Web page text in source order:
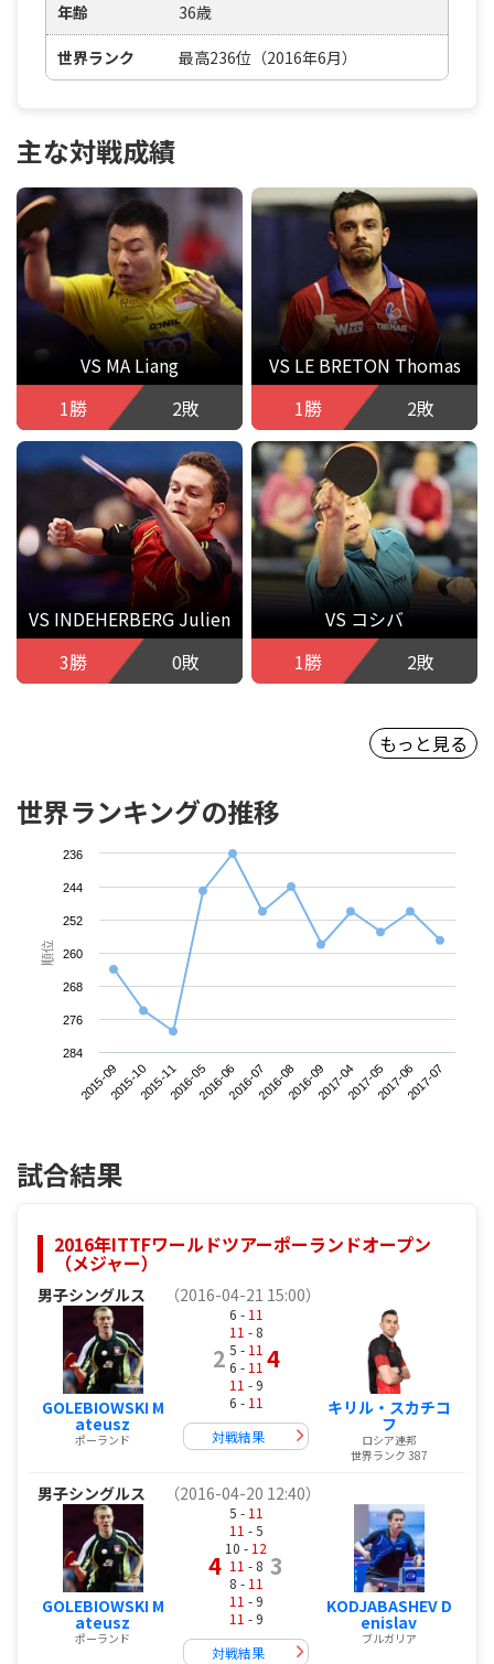
年齢 36歳
世界ランク 最高236位（2016年6月）
主な対戦成績
VS MA Liang
1勝
2敗
VS LE BRETON Thomas
1勝
2敗
VS INDEHERBERG Julien
3勝
0敗
VS コシバ
1勝
2敗
もっと見る
世界ランキングの推移
順位
2015-092015-102015-112016-052016-062016-072016-082016-092017-042017-052017-062017-07
236
244
252
260
268
276
284
試合結果
2016年ITTFワールドツアーポーランドオープン
（メジャー）
男子シングルス （2016-04-21 15:00）
GOLEBIOWSKI M
ateusz
ポーランド
2
6 - 11
11 - 8
5 - 11
6 - 11
11 - 9
6 - 11
4
対戦結果
キリル・スカチコ
フ
ロシア連邦
世界ランク 387
男子シングルス （2016-04-20 12:40）
GOLEBIOWSKI M
ateusz
ポーランド
4
5 - 11
11 - 5
10 - 12
11 - 8
8 - 11
11 - 9
11 - 9
3
対戦結果
KODJABASHEV D
enislav
ブルガリア